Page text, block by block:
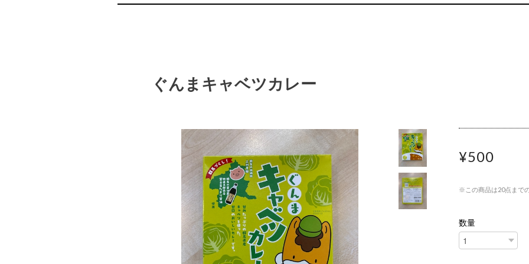
ぐんまキャベツカレー
¥500
※この商品は20点まで
数量